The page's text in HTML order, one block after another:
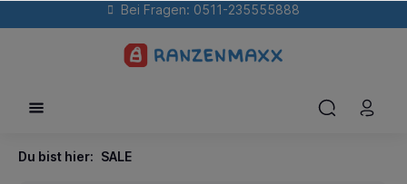
Bei Fragen: 0511-235555888
Du bist hier: SALE